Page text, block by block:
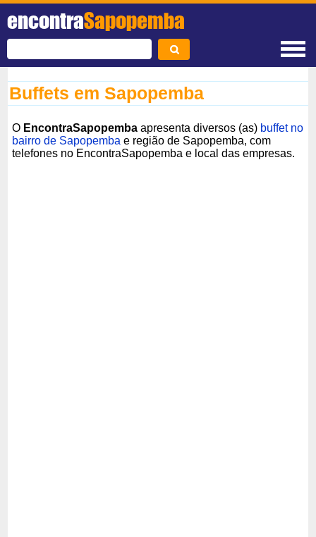
encontraSapopemba
Buffets em Sapopemba
O EncontraSapopemba apresenta diversos (as) buffet no
bairro de Sapopemba e região de Sapopemba, com
telefones no EncontraSapopemba e local das empresas.